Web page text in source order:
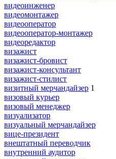
видеоинженер
видеомонтажер
видеооператор
видеооператор-монтажер
видеоредактор
визажист
визажист-бровист
визажист-консультант
визажист-стилист
визитный мерчандайзер 1
визовый курьер
визовый менеджер
визуализатор
визуальный мерчандайзер
вице-президент
внештатный переводчик
внутренний аудитор